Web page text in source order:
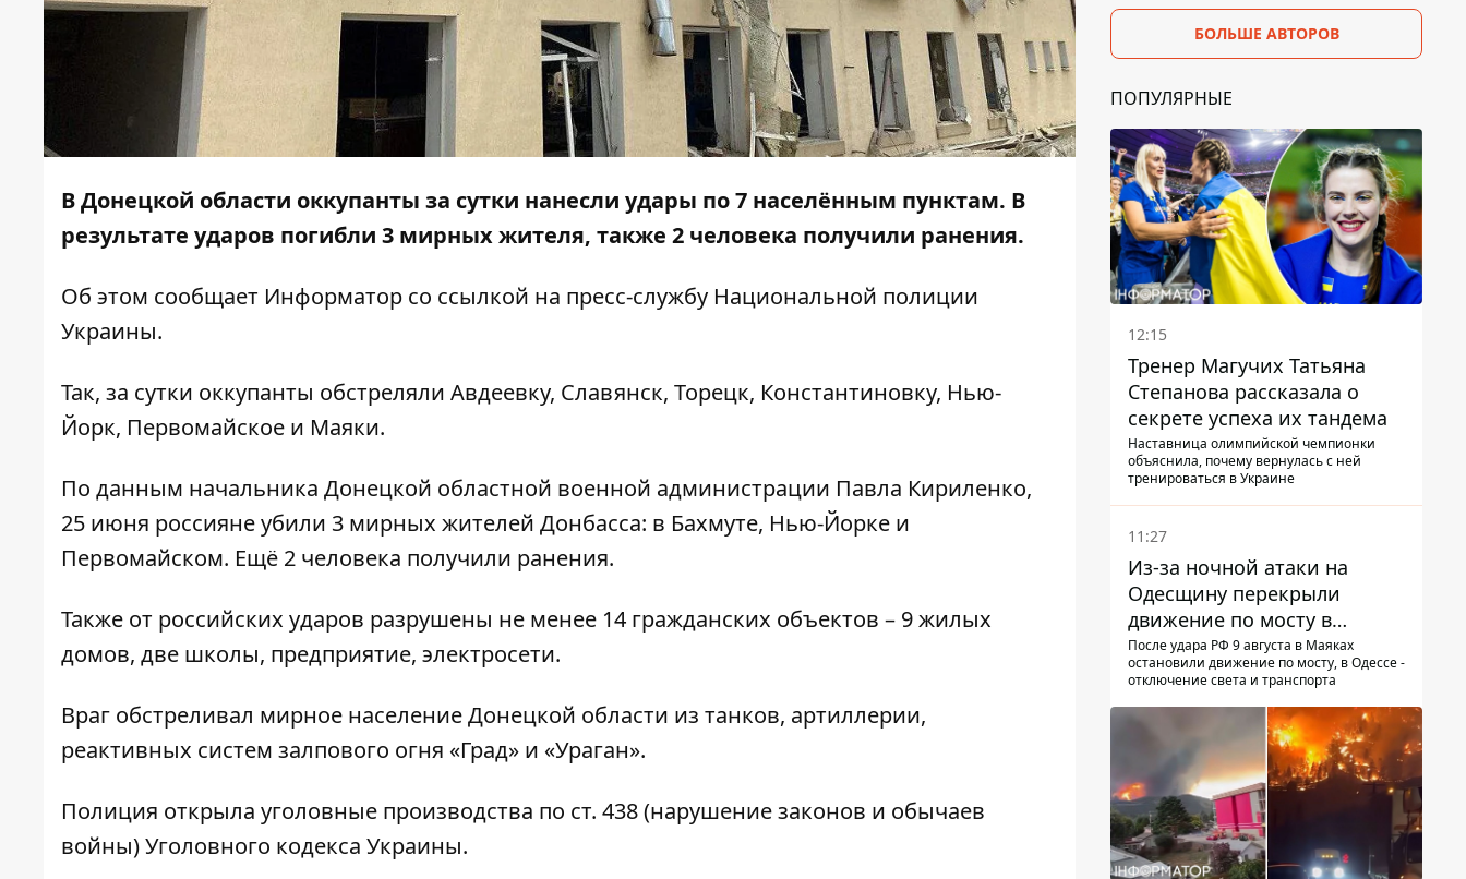
В Донецкой области оккупанты за сутки нанесли удары по 7 населённым пунктам. В
результате ударов погибли 3 мирных жителя, также 2 человека получили ранения.
Об этом сообщает Информатор со ссылкой на пресс-службу Национальной полиции
Украины.
Так, за сутки оккупанты обстреляли Авдеевку, Славянск, Торецк, Константиновку, Нью-
Йорк, Первомайское и Маяки.
По данным начальника Донецкой областной военной администрации Павла Кириленко,
25 июня россияне убили 3 мирных жителей Донбасса: в Бахмуте, Нью-Йорке и
Первомайском. Ещё 2 человека получили ранения.
Также от российских ударов разрушены не менее 14 гражданских объектов – 9 жилых
домов, две школы, предприятие, электросети.
Враг обстреливал мирное население Донецкой области из танков, артиллерии,
реактивных систем залпового огня «Град» и «Ураган».
Полиция открыла уголовные производства по ст. 438 (нарушение законов и обычаев
войны) Уголовного кодекса Украины.
БОЛЬШЕ АВТОРОВ
ПОПУЛЯРНЫЕ
12:15
Тренер Магучих Татьяна
Степанова рассказала о
секрете успеха их тандема
Наставница олимпийской чемпионки
объяснила, почему вернулась с ней
тренироваться в Украине
11:27
Из-за ночной атаки на
Одесщину перекрыли
движение по мосту в
Маяках - подробности от
ГНСУ
После удара РФ 9 августа в Маяках
остановили движение по мосту, в Одессе -
отключение света и транспорта